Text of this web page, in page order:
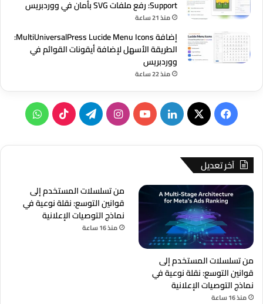
Support: رفع ملفات SVG بأمان في ووردبريس
منذ 21 ساعة
إضافة MultiUniversalPress Lucide Menu Icons:
الطريقة الأسهل لإضافة أيقونات القوائم في
ووردبريس
منذ 22 ساعة
فيسبوك
‫X لينكدإن‫YouTubeانستقرامتيلقرام‫TikTok
آخر تعديل
من تسلسلات المستخدم إلى
قوانين التوسع: نقلة نوعية في
نماذج التوصيات الإعلانية
منذ 16 ساعة
من تسلسلات المستخدم إلى
قوانين التوسع: نقلة نوعية في
نماذج التوصيات الإعلانية
منذ 16 ساعة